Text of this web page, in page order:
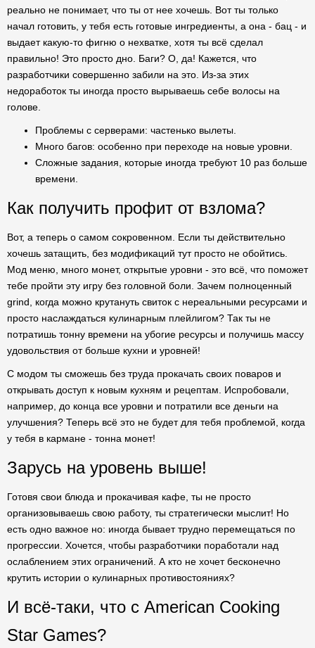
реально не понимает, что ты от нее хочешь. Вот ты только
начал готовить, у тебя есть готовые ингредиенты, а она - бац - и
выдает какую-то фигню о нехватке, хотя ты всё сделал
правильно! Это просто дно. Баги? О, да! Кажется, что
разработчики совершенно забили на это. Из-за этих
недоработок ты иногда просто вырываешь себе волосы на
голове.
Проблемы с серверами: частенько вылеты.
Много багов: особенно при переходе на новые уровни.
Сложные задания, которые иногда требуют 10 раз больше
времени.
Как получить профит от взлома?
Вот, а теперь о самом сокровенном. Если ты действительно
хочешь затащить, без модификаций тут просто не обойтись.
Мод меню, много монет, открытые уровни - это всё, что поможет
тебе пройти эту игру без головной боли. Зачем полноценный
grind, когда можно крутануть свиток с нереальными ресурсами и
просто наслаждаться кулинарным плейлигом? Так ты не
потратишь тонну времени на убогие ресурсы и получишь массу
удовольствия от больше кухни и уровней!
С модом ты сможешь без труда прокачать своих поваров и
открывать доступ к новым кухням и рецептам. Испробовали,
например, до конца все уровни и потратили все деньги на
улучшения? Теперь всё это не будет для тебя проблемой, когда
у тебя в кармане - тонна монет!
Зарусь на уровень выше!
Готовя свои блюда и прокачивая кафе, ты не просто
организовываешь свою работу, ты стратегически мыслит! Но
есть одно важное но: иногда бывает трудно перемещаться по
прогрессии. Хочется, чтобы разработчики поработали над
ослаблением этих ограничений. А кто не хочет бесконечно
крутить истории о кулинарных противостояниях?
И всё-таки, что с American Cooking
Star Games?